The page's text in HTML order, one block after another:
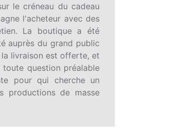
le créneau du cadeau
l'acheteur avec des
La boutique a été
auprès du grand public
livraison est offerte, et
question préalable
pour qui cherche un
productions de masse